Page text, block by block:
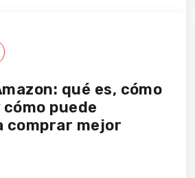
qué es, cómo
puede
comprar mejor